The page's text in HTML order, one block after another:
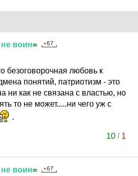
не воин=
безоговорочная любовь к
понятий, патриотизм - это
ни как не связана с властью, но
то не может.....ни чего уж с
.
10 / 1
не воин=